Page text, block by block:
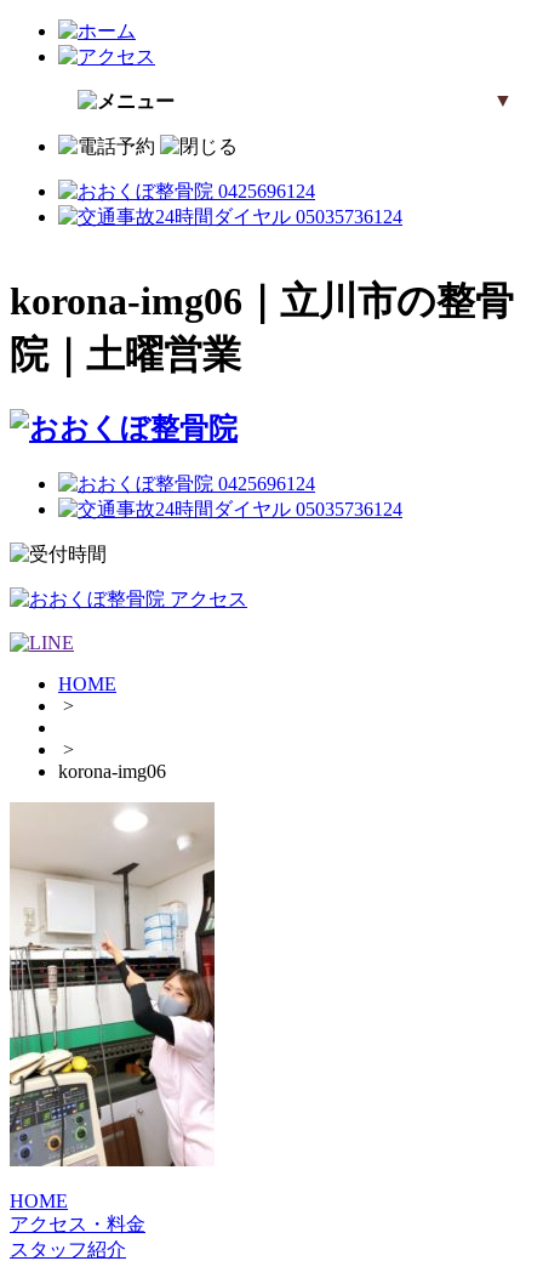
▼
korona-img06｜立川市の整骨
院｜土曜営業
HOME
>
>
korona-img06
HOME
アクセス・料金
スタッフ紹介